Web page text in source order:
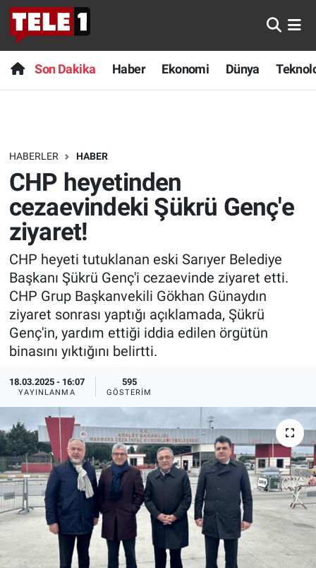
Son Dakika Haber Ekonomi Dünya
HABERLER HABER
CHP heyetinden
cezaevindeki Şükrü Genç'e
ziyaret!
CHP heyeti tutuklanan eski Sarıyer Belediye
Başkanı Şükrü Genç'i cezaevinde ziyaret etti.
CHP Grup Başkanvekili Gökhan Günaydın
ziyaret sonrası yaptığı açıklamada, Şükrü
Genç'in, yardım ettiği iddia edilen örgütün
binasını yıktığını belirtti.
18.03.2025 - 16:07
YAYINLANMA
595
GÖSTERIM
Anında Manşet
Başka Sohbetler
Bilim turu
Bilim ve Teknoloji Evreni
Doğa Konuşuyor
Dünya
Ege Saati
Ege'den Esintiler
Eğitim
Eğlence
Ekonomi
Forum
Gerçeğin İzinde
Gün Başlıyor
Son Dakika
Haber
Dünya
Teknoloji
Sağlık
Spor
Yayın Akışı
İletişim
Nöbetçi Eczaneler
Hava Durumu
Trafik Durumu
Süper Lig Puan Durumu ve Fikstür
Tüm Manşetler
Son Dakika Haberleri
Haber Arşivi